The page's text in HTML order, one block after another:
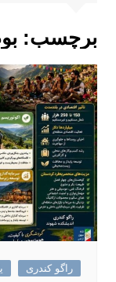
برچسب:
راگو کندری